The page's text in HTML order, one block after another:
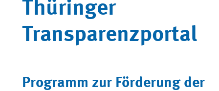
Thüringer
Transparenzportal
Programm zur Förderung der